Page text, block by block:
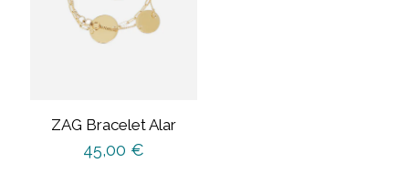
ZAG Bracelet Alar
45,00 €